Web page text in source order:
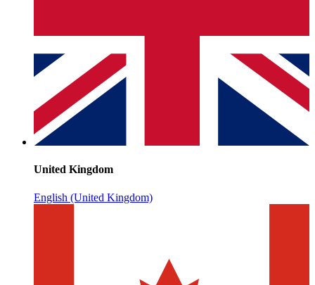
United Kingdom
English (United Kingdom)